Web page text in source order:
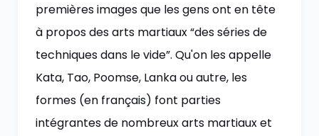
premières images que les gens ont en tête
à propos des arts martiaux “des séries de
techniques dans le vide”. Qu'on les appelle
Kata, Tao, Poomse, Lanka ou autre, les
formes (en français) font parties
intégrantes de nombreux arts martiaux et